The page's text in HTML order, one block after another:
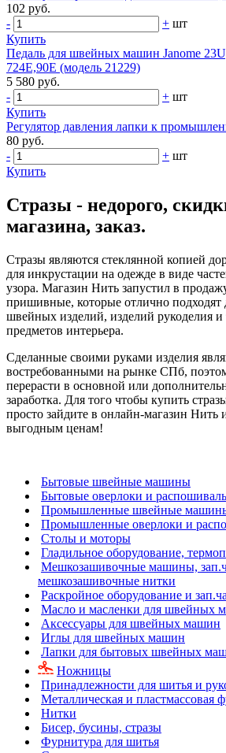
102 руб.
-
+ шт
Купить
Педаль для швейных машин Janome
724E,90E (модель 21229)
5 580 руб.
-
+ шт
Купить
Регулятор давления лапки к
80 руб.
-
+ шт
Купить
Стразы - недорого,
магазина, заказ.
Стразы являются стеклянной копией
для инкрустации на одежде в виде
узора. Магазин Нить запустил в
пришивные, которые отлично подходят
швейных изделий, изделий рукоделия и
предметов интерьера.
Сделанные своими руками изделия
востребованными на рынке СПб,
перерасти в основной или
заработка. Для того чтобы купить
просто зайдите в онлайн-магазин Нить
выгодным ценам!
Бытовые швейные машины
Бытовые оверлоки и
Промышленные швейные
Промышленные оверлоки и
Столы и моторы
Гладильное оборудование,
Мешкозашивочные машины,
мешкозашивочные нитки
Раскройное оборудование и
Масло и масленки для швейных
Аксессуары для швейных машин
Иглы для швейных машин
Лапки для бытовых швейных
Ножницы
Принадлежности для шитья и
Металлическая и пластмассовая
Нитки
Бисер, бусины, стразы
Фурнитура для шитья